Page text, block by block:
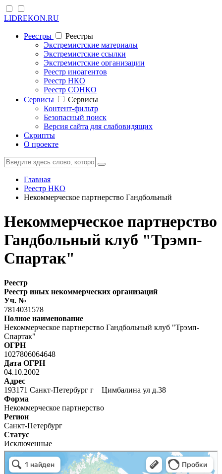
LIDREKON.RU
Реестры
Реестры
Экстремистские материалы
Экстремистские ссылки
Экстремистские организации
Реестр иноагентов
Реестр НКО
Реестр СОНКО
Cервисы
Cервисы
Контент-фильтр
Безопасный поиск
Версия сайта для слабовидящих
Скрипты
О проекте
Главная
Реестр НКО
Некоммерческое партнерство Гандбольный
Некоммерческое партнерство
Гандбольный клуб "Трэмп-
Спартак"
Реестр
Реестр иных некоммерческих организаций
Уч. №
7814031578
Полное наименование
Некоммерческое партнерство Гандбольный клуб "Трэмп-
Спартак"
ОГРН
1027806064648
Дата ОГРН
04.10.2002
Адрес
193171 Санкт-Петербург г Цимбалина ул д.38
Форма
Некоммерческое партнерство
Регион
Санкт-Петербург
Статус
Исключенные